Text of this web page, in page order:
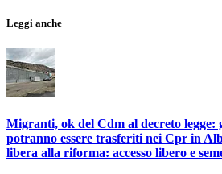
Leggi anche
Migranti, ok del Cdm al decreto
potranno essere trasferiti nei Cpr in
libera alla riforma: accesso libero e